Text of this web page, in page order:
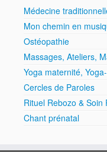
Médecine
Mon chemin en
Ostéopathie
Massages, Ateliers,
Yoga maternité,
Cercles de Paroles
Rituel Rebozo & Soin
Chant prénatal